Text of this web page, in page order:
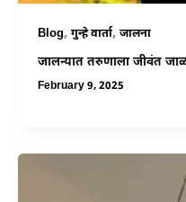
Blog, गुन्हे वार्ता, जालना
जालन्यात तरुणाला जीवंत
February 9, 2025